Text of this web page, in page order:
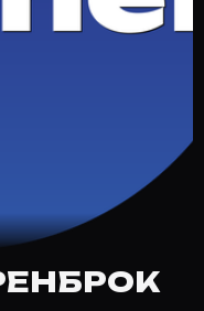
https://movie-
Биография и роли
Баренброк?
planner.ru/s/